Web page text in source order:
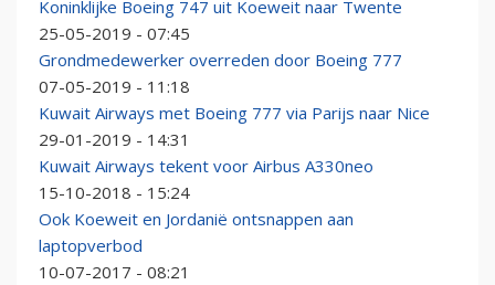
Koninklijke Boeing 747 uit Koeweit naar Twente
25-05-2019 - 07:45
Grondmedewerker overreden door Boeing 777
07-05-2019 - 11:18
Kuwait Airways met Boeing 777 via Parijs naar Nice
29-01-2019 - 14:31
Kuwait Airways tekent voor Airbus A330neo
15-10-2018 - 15:24
Ook Koeweit en Jordanië ontsnappen aan
laptopverbod
10-07-2017 - 08:21